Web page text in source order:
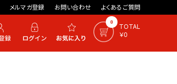
メルマガ登録 お問い合わせ よくあるご質問
0
TOTAL
￥0